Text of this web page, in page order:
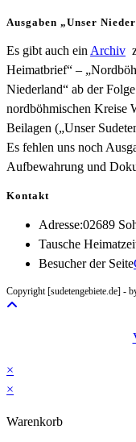
Ausgaben „Unser
Es gibt auch ein Archiv
Heimatbrief“ –
Niederland“ ab der
nordböhmischen Kreise
Beilagen („Unser
Es fehlen uns noch
Aufbewahrung und
Kontakt
Adresse:02689
Tausche
Besucher der Seite
Copyright [sudetengebiete.de] -
×
×
Warenkorb